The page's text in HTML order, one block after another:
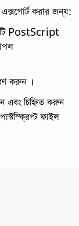
করার জন্য:
PostScript
করুন ।
এবং চিহ্নিত করুন
ফাইল